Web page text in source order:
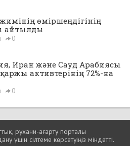
өміршеңдігінің
айтылды
0
Иран және Сауд Арабиясы
активтерінің 72%-на
0
рухани-ағарту порталы
үшін сілтеме көрсетуіңіз міндетті.